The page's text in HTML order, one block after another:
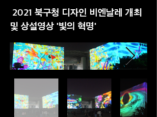
2021 북구청 디자인 비엔날레 개최
및 상설영상 '빛의 혁명'